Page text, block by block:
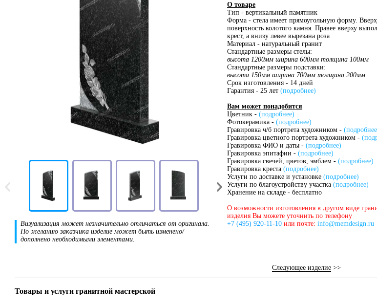
Визуализация может незначительно отличаться от оригинала.
По желанию заказчика изделие может быть изменено/
дополнено необходимыми элементами.
О товаре
Тип - вертикальный памятник
Форма - стела имеет прямоугольную форму.
поверхность колотого камня. Правее вверху
крест, а внизу левее вырезана роза
Материал - натуральный гранит
Стандартные размеры стелы:
высота 1200мм ширина 600мм толщина 100мм
Стандартные размеры подставки:
высота 150мм ширина 700мм толщина 200мм
Срок изготовления - 14 дней
Гарантия - 25 лет (подробнее)
Вам может понадобится
Цветник - (подробнее)
Фотокерамика - (подробнее)
Гравировка ч/б портрета художником -
Гравировка цветного портрета художником -
Гравировка ФИО и даты - (подробнее)
Гравировка эпитафии - (подробнее)
Гравировка свечей, цветов, эмблем - (подробнее)
Гравировка креста (подробнее)
Услуги по доставке и установке (подробнее)
Услуги по благоустройству участка (подробнее)
Хранение на складе - бесплатно
О возможности изготовления в другом виде
изделия Вы можете уточнить по телефону
+7 (495) 920-11-10 или почте: info@memdesign.ru
Следующее изделие>>
Товары и услуги гранитной мастерской